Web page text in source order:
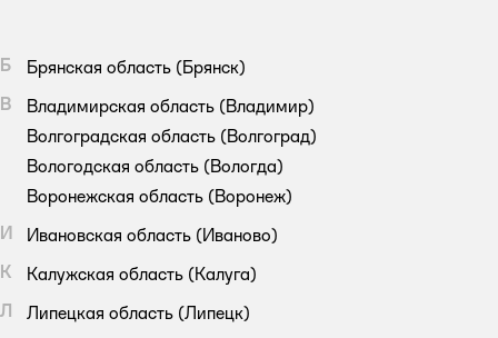
Б Брянская область (Брянск)
В
Владимирская область (Владимир)
Волгоградская область (Волгоград)
Вологодская область (Вологда)
Воронежская область (Воронеж)
И
Ивановская область (Иваново)
К
Калужская область (Калуга)
Л
Липецкая область (Липецк)